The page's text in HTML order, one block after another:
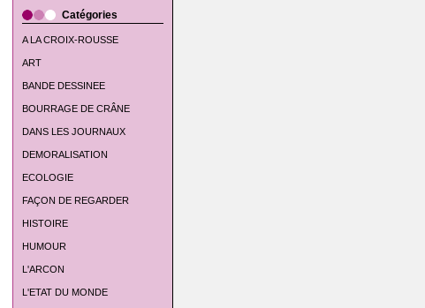
Catégories
A LA CROIX-ROUSSE
ART
BANDE DESSINEE
BOURRAGE DE CRÂNE
DANS LES JOURNAUX
DEMORALISATION
ECOLOGIE
FAÇON DE REGARDER
HISTOIRE
HUMOUR
L'ARCON
L'ETAT DU MONDE